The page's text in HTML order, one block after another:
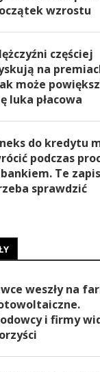
wzrostu
częściej
na
może
luka płacowa
do kredytu
podczas
Te
sprawdzić
weszły na
i firmy